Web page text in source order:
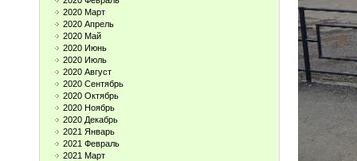
2020 Март
2020 Апрель
2020 Май
2020 Июнь
2020 Июль
2020 Август
2020 Сентябрь
2020 Октябрь
2020 Ноябрь
2020 Декабрь
2021 Январь
2021 Февраль
2021 Март